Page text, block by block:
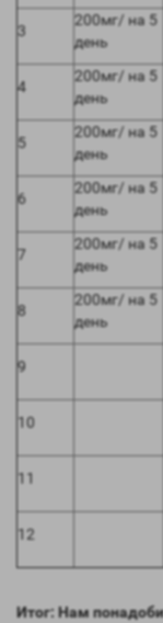
3
200мг/ на 5
день
4
200мг/ на 5
день
5
200мг/ на 5
день
6
200мг/ на 5
день
7
200мг/ на 5
день
8
200мг/ на 5
день
9
10
11
12
Итог: Нам